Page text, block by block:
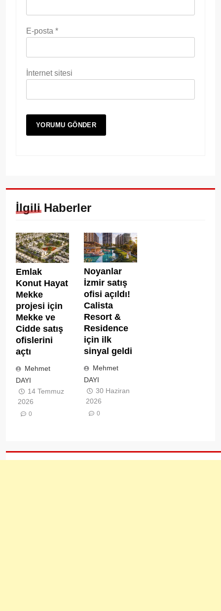
E-posta *
İnternet sitesi
İlgili Haberler
Emlak
Konut Hayat
Mekke
projesi için
Mekke ve
Cidde satış
ofislerini
açtı
Mehmet
DAYI
14 Temmuz
2026
0
Noyanlar
İzmir satış
ofisi açıldı!
Calista
Resort &
Residence
için ilk
sinyal geldi
Mehmet
DAYI
30 Haziran
2026
0